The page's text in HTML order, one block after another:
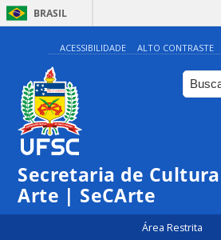
BRASIL
ACESSIBILIDADE ALTO CONTRASTE
Secretaria de
Arte | SeCArte
Área Restrita